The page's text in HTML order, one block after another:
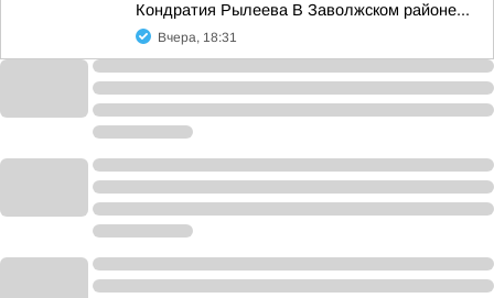
Кондратия Рылеева В Заволжском районе...
Вчера, 18:31